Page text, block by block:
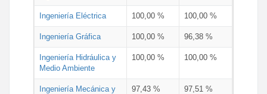
Ingeniería Eléctrica 100,00 % 100,00 %
Ingeniería Gráfica 100,00 % 96,38 %
Ingeniería Hidráulica y
Medio Ambiente
100,00 % 100,00 %
Ingeniería Mecánica y
97,43 % 97,51 %